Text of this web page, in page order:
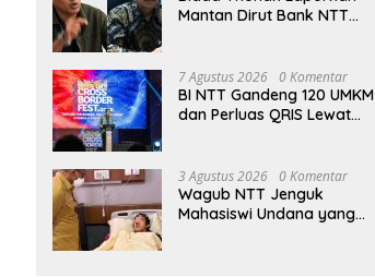
Mantan Dirut Bank NTT
7 Agustus 2026 0 Komentar
BI NTT Gandeng 120 UMKM
dan Perluas QRIS Lewat
3 Agustus 2026 0 Komentar
Wagub NTT Jenguk
Mahasiswi Undana yang